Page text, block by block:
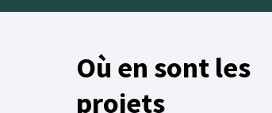
Où en sont les
projets